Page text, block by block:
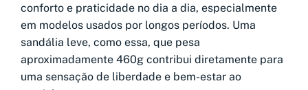
conforto e praticidade no dia a dia, especialmente
em modelos usados por longos períodos. Uma
sandália leve, como essa, que pesa
aproximadamente 460g contribui diretamente para
uma sensação de liberdade e bem-estar ao